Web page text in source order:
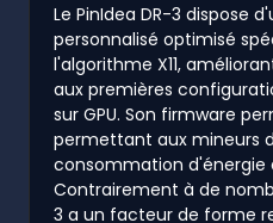
Le PinIdea DR-3 dispose
personnalisé optimisé
l'algorithme X11,
aux premières
sur GPU. Son firmware
permettant aux mineurs
consommation d'énergie
Contrairement à de
3 a un facteur de forme